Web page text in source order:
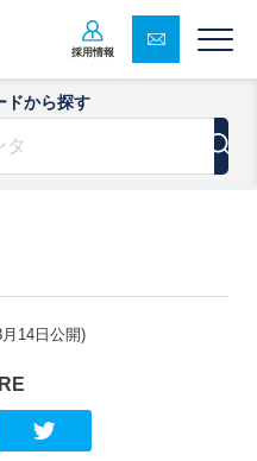
採用情報
ドから探す
14日公開)